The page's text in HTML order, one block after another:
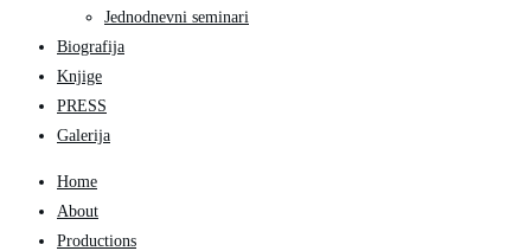
Jednodnevni seminari
Biografija
Knjige
PRESS
Galerija
Home
About
Productions